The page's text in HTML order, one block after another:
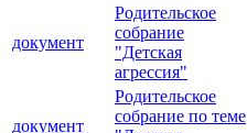
документ
Родительское
собрание
"Детская
агрессия"
документ
Родительское
собрание по теме